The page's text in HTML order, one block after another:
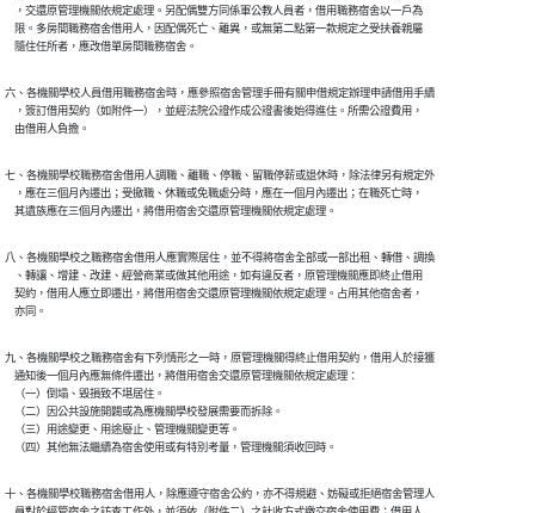
    ，交還原管理機關依規定處理。另配偶雙方同係軍公教人員者，借用職務宿舍以一戶為
    限。多房間職務宿舍借用人，因配偶死亡、離異，或無第二點第一款規定之受扶養親屬
    隨住任所者，應改借單房間職務宿舍。
六、各機關學校人員借用職務宿舍時，應參照宿舍管理手冊有關申借規定辦理申請借用手續
    ，簽訂借用契約（如附件一），並經法院公證作成公證書後始得進住。所需公證費用，
    由借用人負擔。
七、各機關學校職務宿舍借用人調職、離職、停職、留職停薪或退休時，除法律另有規定外
    ，應在三個月內遷出；受撤職、休職或免職處分時，應在一個月內遷出；在職死亡時，
    其遺族應在三個月內遷出，將借用宿舍交還原管理機關依規定處理。
八、各機關學校之職務宿舍借用人應實際居住，並不得將宿舍全部或一部出租、轉借、調換
    、轉讓、增建、改建、經營商業或做其他用途，如有違反者，原管理機關應即終止借用
    契約，借用人應立即遷出，將借用宿舍交還原管理機關依規定處理。占用其他宿舍者，
    亦同。
九、各機關學校之職務宿舍有下列情形之一時，原管理機關得終止借用契約，借用人於接獲
    通知後一個月內應無條件遷出，將借用宿舍交還原管理機關依規定處理：
    （一）倒塌、毀損致不堪居住。
    （二）因公共設施開闢或為應機關學校發展需要而拆除。
    （三）用途變更、用途廢止、管理機關變更等。
    （四）其他無法繼續為宿舍使用或有特別考量，管理機關須收回時。
十、各機關學校職務宿舍借用人，除應遵守宿舍公約，亦不得規避、妨礙或拒絕宿舍管理人